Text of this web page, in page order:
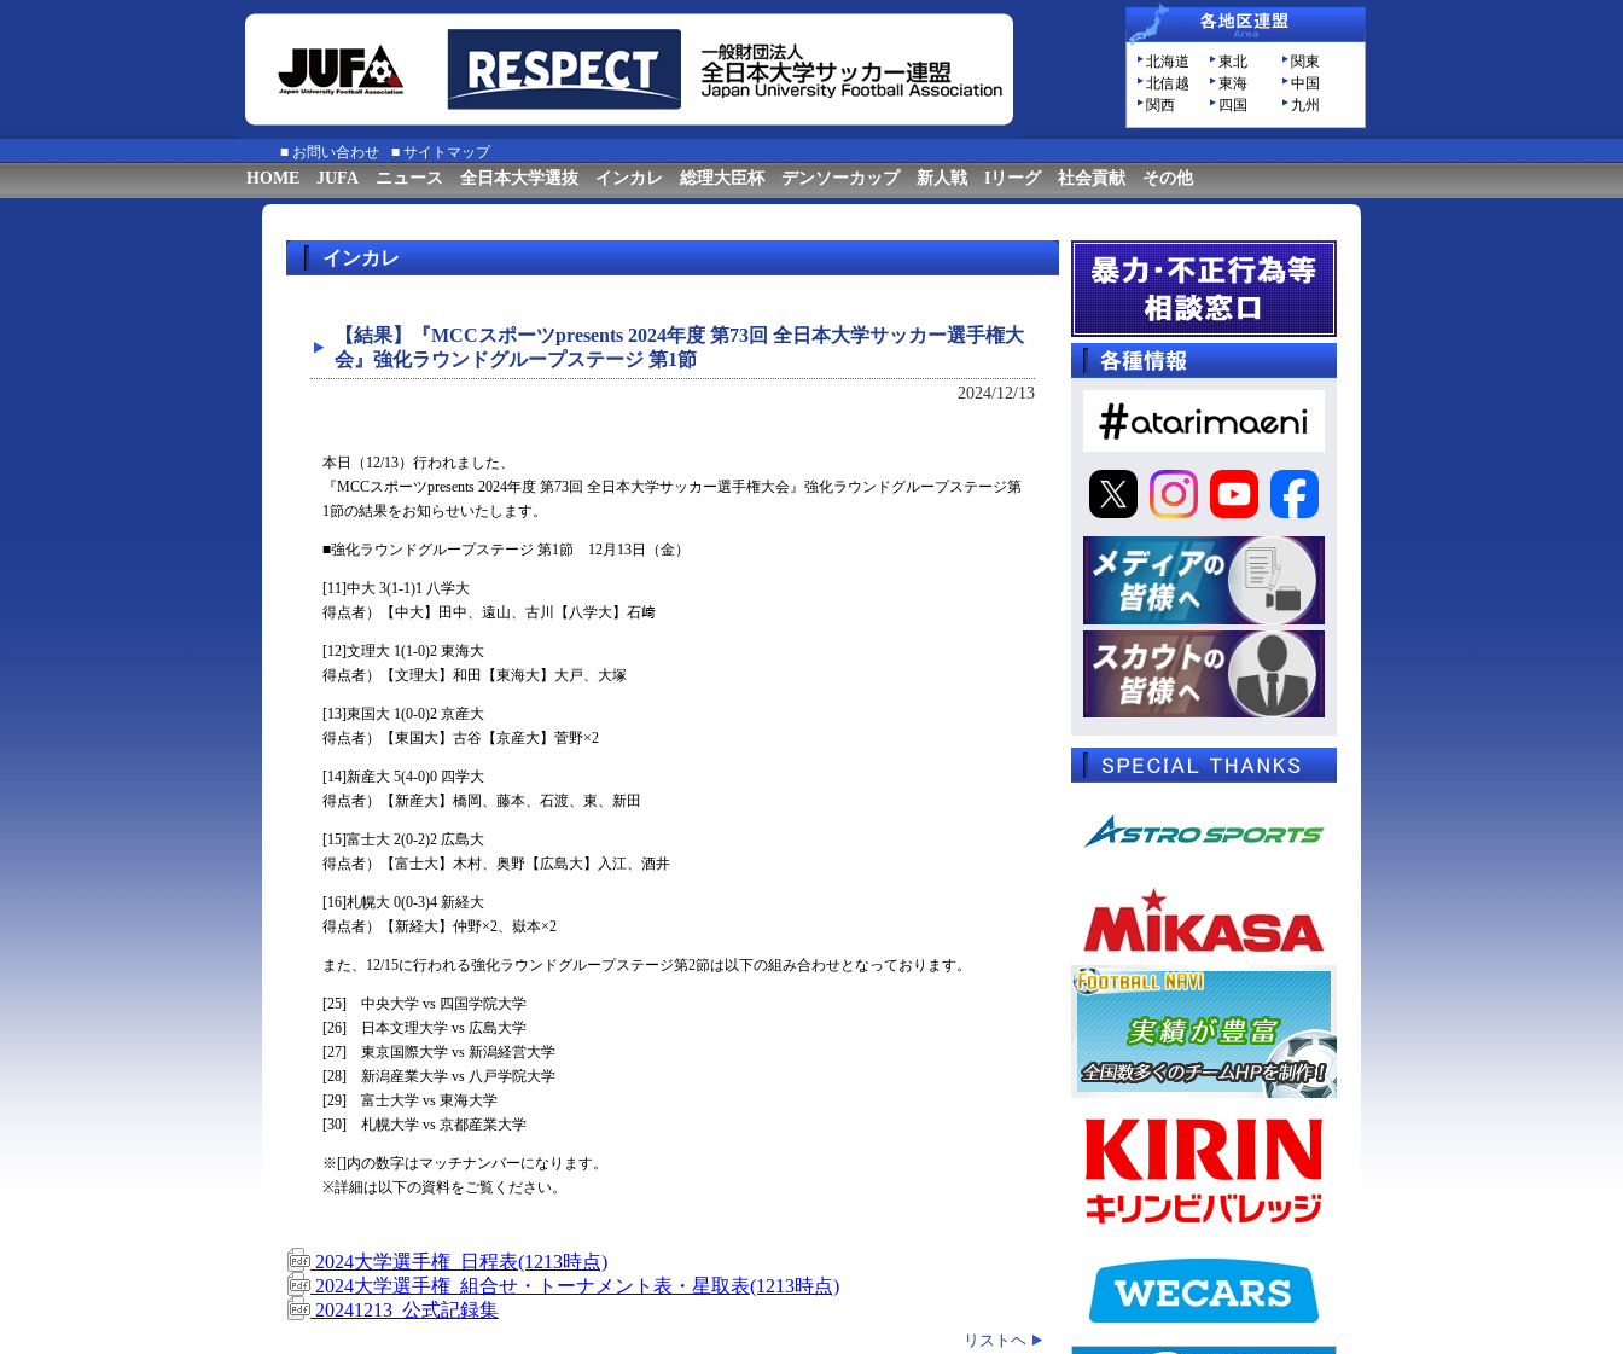
北海道 東北
関東
北信越
東海
中国
関西
四国 九州
■ お問い合わせ ■ サイトマップ
HOME JUFA ニュース 全日本大学選抜 インカレ 総理大臣杯 デンソーカップ 新人戦 Iリーグ 社会貢献 その他
インカレ
【結果】『MCCスポーツpresents 2024年度 第73回 全日本大学サッカー選手権大
会』強化ラウンドグループステージ 第1節
2024/12/13
本日（12/13）行われました、
『MCCスポーツpresents 2024年度 第73回 全日本大学サッカー選手権大会』強化ラウンドグループステージ第
1節の結果をお知らせいたします。
■強化ラウンドグループステージ 第1節 12月13日（金）
[11]中大 3(1-1)1 八学大
得点者）【中大】田中、遠山、古川【八学大】石﨑
[12]文理大 1(1-0)2 東海大
得点者）【文理大】和田【東海大】大戸、大塚
[13]東国大 1(0-0)2 京産大
得点者）【東国大】古谷【京産大】菅野×2
[14]新産大 5(4-0)0 四学大
得点者）【新産大】橋岡、藤本、石渡、東、新田
[15]富士大 2(0-2)2 広島大
得点者）【富士大】木村、奥野【広島大】入江、酒井
[16]札幌大 0(0-3)4 新経大
得点者）【新経大】仲野×2、嶽本×2
また、12/15に行われる強化ラウンドグループステージ第2節は以下の組み合わせとなっております。
[25] 中央大学 vs 四国学院大学
[26] 日本文理大学 vs 広島大学
[27] 東京国際大学 vs 新潟経営大学
[28] 新潟産業大学 vs 八戸学院大学
[29] 富士大学 vs 東海大学
[30] 札幌大学 vs 京都産業大学
※[]内の数字はマッチナンバーになります。
※詳細は以下の資料をご覧ください。
2024大学選手権_日程表(1213時点)
2024大学選手権_組合せ・トーナメント表・星取表(1213時点)
20241213_公式記録集
リストヘ